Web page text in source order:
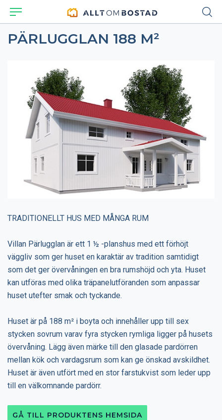
PÄRLUGGLAN 188 M²
TRADITIONELLT HUS MED MÅNGA RUM
Villan Pärlugglan är ett 1 ½ -planshus med ett förhöjt
väggliv som ger huset en karaktär av tradition samtidigt
som det ger övervåningen en bra rumshöjd och yta. Huset
kan utföras med olika träpanelutföranden som anpassar
huset utefter smak och tyckande.
Huset är på 188 m² i boyta och innehåller upp till sex
stycken sovrum varav fyra stycken rymliga ligger på husets
övervåning. Lägg även märke till den glasade pardörren
mellan kök och vardagsrum som kan ge önskad avskildhet.
Huset är även utfört med en stor farstukvist som leder upp
till en välkomnande pardörr.
GÅ TILL PRODUKTENS HEMSIDA